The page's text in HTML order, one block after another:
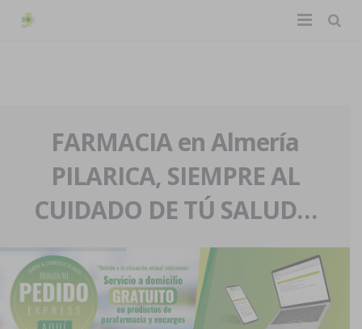
La farmacia
Nuestra historia
Nuestro equipo
Eventos
Servicios y reservas
Pedidos express
Blog
Contacto
FARMACIA en Almería
PILARICA, SIEMPRE AL
CUIDADO DE TÚ SALUD…